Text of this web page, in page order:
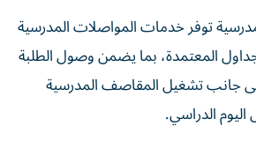
توفر خدمات المواصلات المدرسية
المعتمدة، بما يضمن وصول الطلبة
جانب تشغيل المقاصف المدرسية
اليوم الدراسي.